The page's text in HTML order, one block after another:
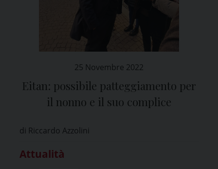
25 Novembre 2022
Eitan: possibile patteggiamento per
il nonno e il suo complice
di Riccardo Azzolini
Attualità